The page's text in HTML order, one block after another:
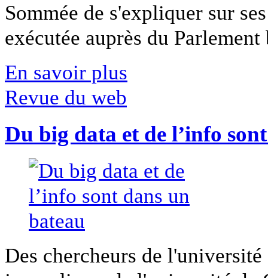
Sommée de s'expliquer sur
exécutée auprès du
En savoir plus
Revue du web
Du big data et de l’info
Des chercheurs de